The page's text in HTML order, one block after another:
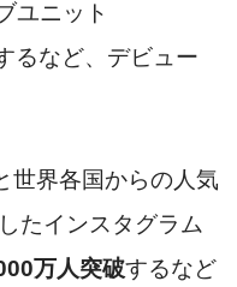
ユニット
るなど、デビュー
世界各国からの人気
たインスタグラム
万人突破するなど